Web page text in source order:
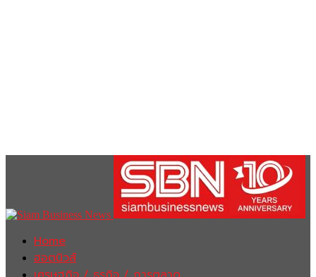
Home
ฮอตนิวส์